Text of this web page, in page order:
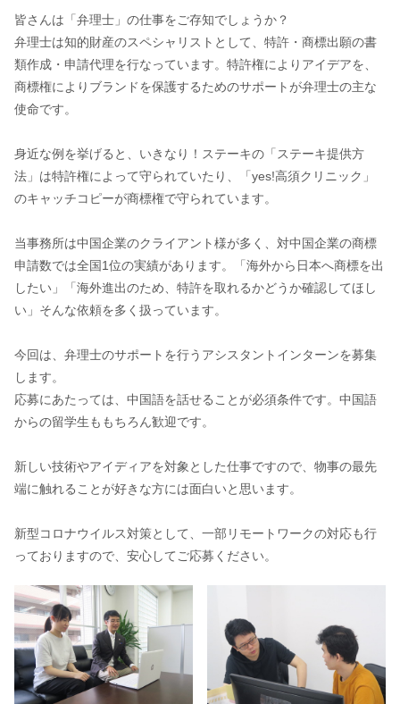
皆さんは「弁理士」の仕事をご存知でしょうか？
弁理士は知的財産のスペシャリストとして、特許・商標出願の書
類作成・申請代理を行なっています。特許権によりアイデアを、
商標権によりブランドを保護するためのサポートが弁理士の主な
使命です。
身近な例を挙げると、いきなり！ステーキの「ステーキ提供方
法」は特許権によって守られていたり、「yes!高須クリニック」
のキャッチコピーが商標権で守られています。
当事務所は中国企業のクライアント様が多く、対中国企業の商標
申請数では全国1位の実績があります。「海外から日本へ商標を出
したい」「海外進出のため、特許を取れるかどうか確認してほし
い」そんな依頼を多く扱っています。
今回は、弁理士のサポートを行うアシスタントインターンを募集
します。
応募にあたっては、中国語を話せることが必須条件です。中国語
からの留学生ももちろん歓迎です。
新しい技術やアイディアを対象とした仕事ですので、物事の最先
端に触れることが好きな方には面白いと思います。
新型コロナウイルス対策として、一部リモートワークの対応も行
っておりますので、安心してご応募ください。